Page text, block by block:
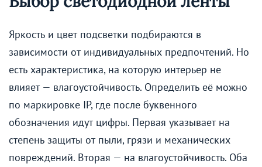
Яркость и цвет подсветки подбираются в
зависимости от индивидуальных предпочтений. Но
есть характеристика, на которую интерьер не
влияет — влагоустойчивость. Определить её можно
по маркировке IP, где после буквенного
обозначения идут цифры. Первая указывает на
степень защиты от пыли, грязи и механических
повреждений. Вторая — на влагоустойчивость. Оба